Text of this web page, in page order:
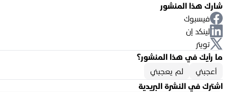
شارك هذا المنشور
فيسبوك
لينكد إن
تويتر
ما رأيك في هذا المنشور؟
أعجبني
لم يعجبني
اشترك في النشرة البريدية